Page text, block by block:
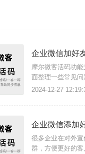
企业微信加好
摩尔微客活码功
面整理一些常见
打开工作台→摩尔
2024-12-27
企业微信添加
很多企业在对外
群，方便更好的